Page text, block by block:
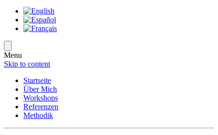
Menu
Skip to content
Startseite
Über Mich
Workshops
Referenzen
Methodik